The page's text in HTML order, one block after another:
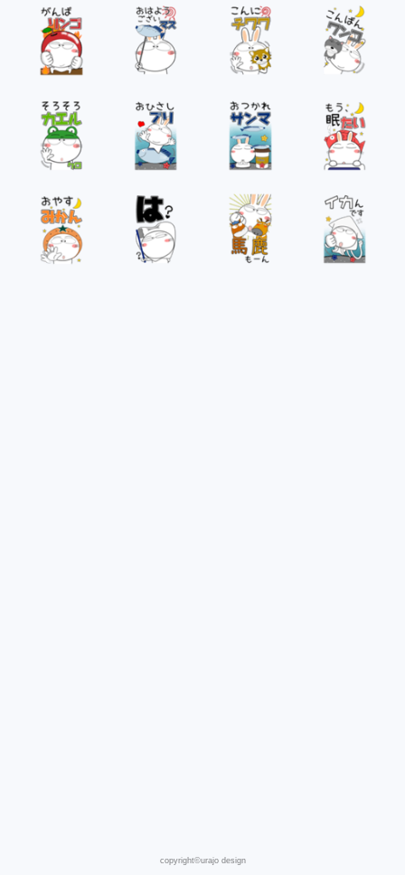
copyright©urajo design